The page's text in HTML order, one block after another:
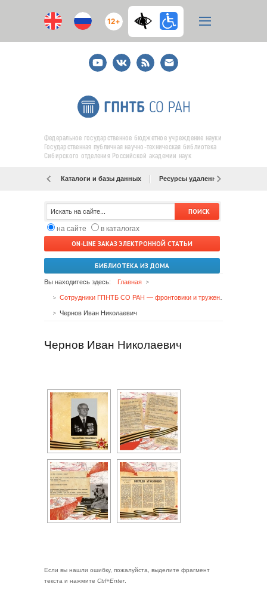
12+
YoutubeВКонтакте
RSS
E-
mail
подписка
Федеральное государственное бюджетное учреждение науки
Государственная публичная научно-техническая библиотека
Сибирского отделения Российской академии наук
Каталоги и базы данных Ресурсы удаленного доступа
на сайте
в каталогах
ON-LINE ЗАКАЗ ЭЛЕКТРОННОЙ СТАТЬИ
БИБЛИОТЕКА ИЗ ДОМА
Вы находитесь здесь: Главная
Чернов Иван Николаевич
Чернов Иван Николаевич
Если вы нашли ошибку, пожалуйста, выделите фрагмент
текста и нажмите Ctrl+Enter.